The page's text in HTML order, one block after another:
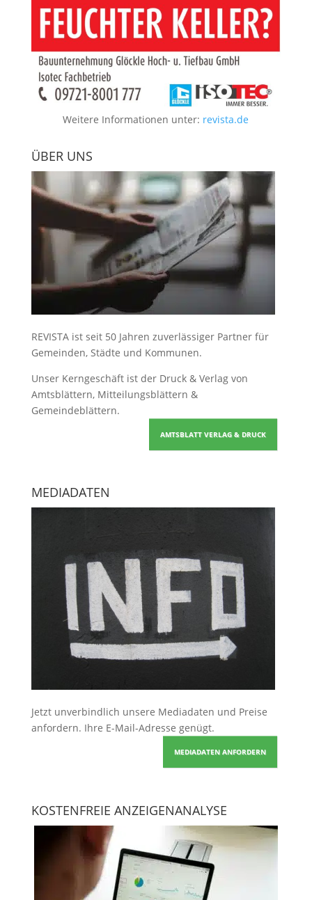
Weitere Informationen unter: revista.de
ÜBER UNS
REVISTA ist seit 50 Jahren zuverlässiger Partner für
Gemeinden, Städte und Kommunen.
Unser Kerngeschäft ist der Druck & Verlag von
Amtsblättern, Mitteilungsblättern &
Gemeindeblättern.
AMTSBLATT VERLAG & DRUCK
MEDIADATEN
Jetzt unverbindlich unsere Mediadaten und Preise
anfordern. Ihre E-Mail-Adresse genügt.
MEDIADATEN ANFORDERN
KOSTENFREIE ANZEIGENANALYSE